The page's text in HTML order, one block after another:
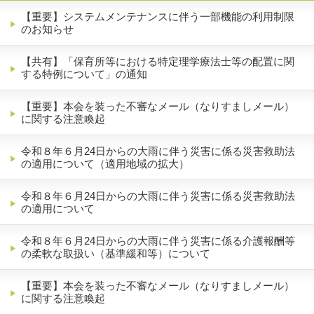
【重要】システムメンテナンスに伴う一部機能の利用制限
のお知らせ
【共有】「保育所等における特定理学療法士等の配置に関
する特例について」の通知
【重要】本会を装った不審なメール（なりすましメール）
に関する注意喚起
令和８年６月24日からの大雨に伴う災害に係る災害救助法
の適用について（適用地域の拡大）
令和８年６月24日からの大雨に伴う災害に係る災害救助法
の適用について
令和８年６月24日からの大雨に伴う災害に係る介護報酬等
の柔軟な取扱い（基準緩和等）について
【重要】本会を装った不審なメール（なりすましメール）
に関する注意喚起